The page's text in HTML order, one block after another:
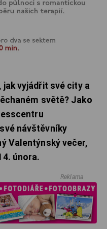
vyjádřit své city a
světě? Jako
návštěvníky
Valentýnský večer,
února.
Reklama